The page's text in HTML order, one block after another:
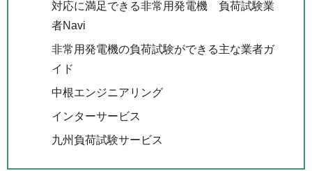
対応に満足できる非常用発電機 負荷試験業
者Navi
非常用発電機の負荷試験ができる主な業者ガ
イド
中根エンジニアリング
インターサービス
九州負荷試験サービス